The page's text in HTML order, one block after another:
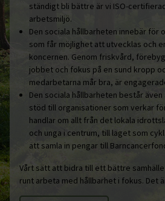
ständigt bli bättre är vi ISO-
arbetsmiljö.
Den sociala hållbarheten innebär för
som får möjlighet att utvecklas och
koncernen. Genom friskvård,
jobbet och fokus på en sund kropp
medarbetarna mår bra, är
Den sociala hållbarheten består
stöd till organisationer som verkar
handlar om allt från det lokala
och unga i centrum, till laget som
att samla in pengar till
Vårt sätt att bidra till ett bättre
runt arbeta med hållbarhet i fokus. Det